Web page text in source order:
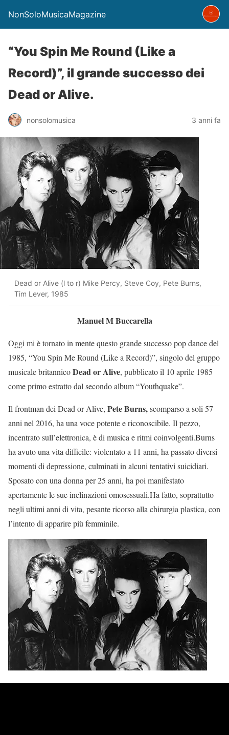
NonSoloMusicaMagazine
“You Spin Me Round (Like a
Record)”, il grande successo dei
Dead or Alive.
nonsolomusica 3 anni fa
Dead or Alive (l to r) Mike Percy, Steve Coy, Pete Burns,
Tim Lever, 1985
Manuel M Buccarella
Oggi mi è tornato in mente questo grande successo pop dance del
1985, “You Spin Me Round (Like a Record)”, singolo del gruppo
musicale britannicoDead or Alive, pubblicato il 10 aprile 1985
come primo estratto dal secondo album “Youthquake”.
Il frontman dei Dead or Alive, Pete Burns,scomparso a soli 57
anni nel 2016, ha una voce potente e riconoscibile. Il pezzo,
incentrato sull’elettronica, è di musica e ritmi coinvolgenti.Burns
ha avuto una vita difficile: violentato a 11 anni, ha passato diversi
momenti di depressione, culminati in alcuni tentativi suicidiari.
Sposato con una donna per 25 anni, ha poi manifestato
apertamente le sue inclinazioni omosessuali.Ha fatto, soprattutto
negli ultimi anni di vita, pesante ricorso alla chirurgia plastica, con
l’intento di apparire più femminile.